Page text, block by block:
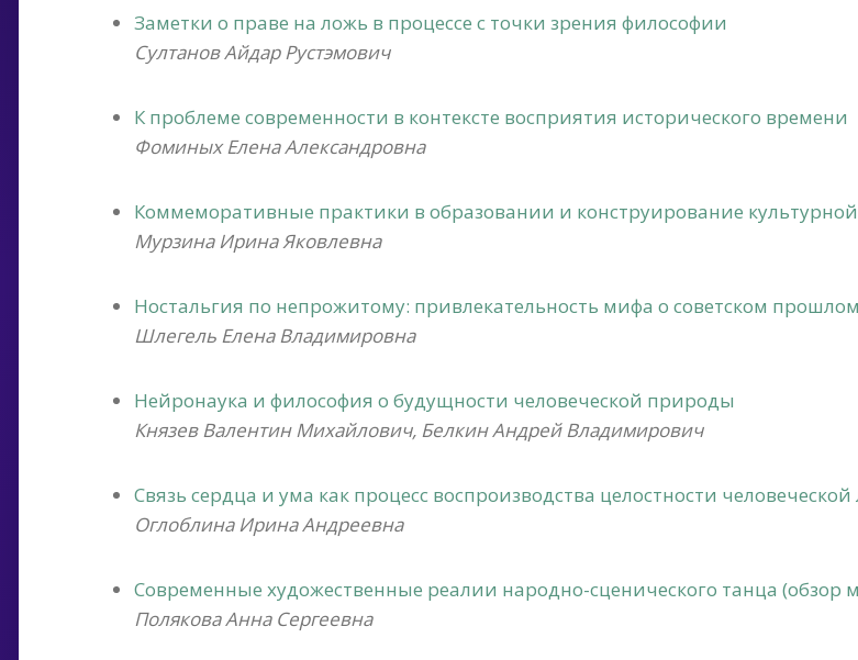
Заметки о праве на ложь в процессе с точки зрения философии
Султанов Айдар Рустэмович
К проблеме современности в контексте восприятия исторического времени
Фоминых Елена Александровна
Коммеморативные практики в образовании и конструирование
Мурзина Ирина Яковлевна
Ностальгия по непрожитому: привлекательность мифа о советском
Шлегель Елена Владимировна
Нейронаука и философия о будущности человеческой природы
Князев Валентин Михайлович, Белкин Андрей Владимирович
Связь сердца и ума как процесс воспроизводства целостности
Оглоблина Ирина Андреевна
Современные художественные реалии народно-сценического танца (обзор
Полякова Анна Сергеевна